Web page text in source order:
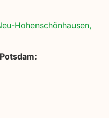
Hohenschönhausen,